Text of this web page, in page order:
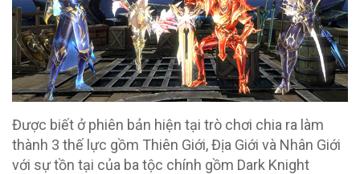
Được biết ở phiên bản hiện tại trò chơi chia ra làm
thành 3 thế lực gồm Thiên Giới, Địa Giới và Nhân Giới
với sự tồn tại của ba tộc chính gồm Dark Knight